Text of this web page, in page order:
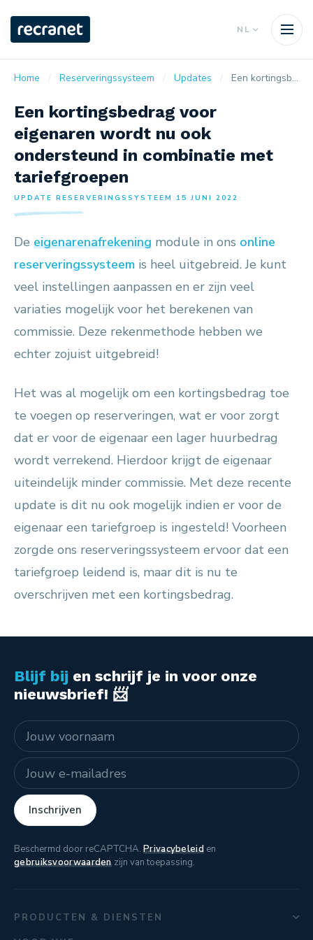
NL
Home Reserveringssysteem Updates Een kortingsbedrag voor eigenaren wordt nu ook ondersteund in combinatie met tariefgroepen
Een kortingsbedrag voor
eigenaren wordt nu ook
ondersteund in combinatie met
tariefgroepen
UPDATE RESERVERINGSSYSTEEM 15 JUNI 2022
De eigenarenafrekening module in ons online
reserveringssysteem is heel uitgebreid. Je kunt
veel instellingen aanpassen en er zijn veel
variaties mogelijk voor het berekenen van
commissie. Deze rekenmethode hebben we
echter zojuist uitgebreid!
Het was al mogelijk om een kortingsbedrag toe
te voegen op reserveringen, wat er voor zorgt
dat er voor de eigenaar een lager huurbedrag
wordt verrekend. Hierdoor krijgt de eigenaar
uiteindelijk minder commissie. Met deze recente
update is dit nu ook mogelijk indien er voor de
eigenaar een tariefgroep is ingesteld! Voorheen
zorgde ons reserveringssysteem ervoor dat een
tariefgroep leidend is, maar dit is nu te
overschrijven met een kortingsbedrag.
Blijf bij en schrijf je in voor onze
nieuwsbrief! 📨
Naam
E-mailadres
Inschrijven
Beschermd door reCAPTCHA. Privacybeleiden
gebruiksvoorwaardenzijn van toepassing.
PRODUCTEN & DIENSTEN